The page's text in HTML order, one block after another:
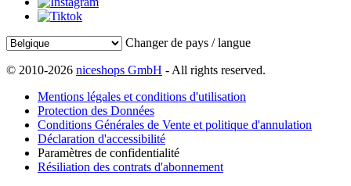
Changer de pays / langue
© 2010-2026 niceshops GmbH - All rights reserved.
Mentions légales et conditions d'utilisation
Protection des Données
Conditions Générales de Vente et politique d'annulation
Déclaration d'accessibilité
Paramètres de confidentialité
Résiliation des contrats d'abonnement